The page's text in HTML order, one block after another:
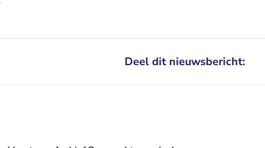
Deel dit nieuwsbericht: